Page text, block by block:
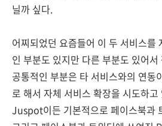
닐까 싶다.
어찌되었던 요즘들어 이 두 서비스를
인 부분도 있지만 다른 부분도 있어
공통적인 부분은 타 서비스와의 연동
로 해서 자체 서비스 확장을 시도하
Juspot이든 기본적으로 페이스북과